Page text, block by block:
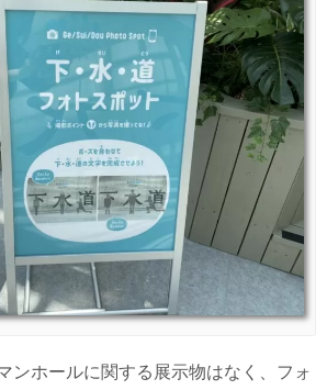
ンホールに関する展示物はなく、フォ